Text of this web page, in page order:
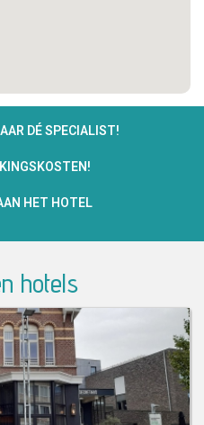
DÉ SPECIALIST!
HET HOTEL
hotels